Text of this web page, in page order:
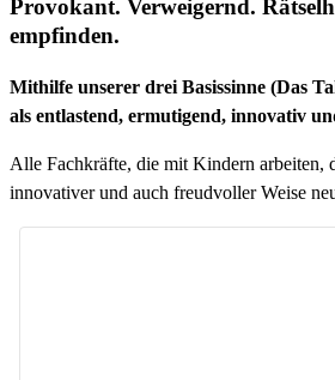
Provokant. Verweigernd.
empfinden.
Mithilfe unserer drei Basissinne (Das
als entlastend, ermutigend, innovativ
Alle Fachkräfte, die mit Kindern arbeiten,
innovativer und auch freudvoller Weise